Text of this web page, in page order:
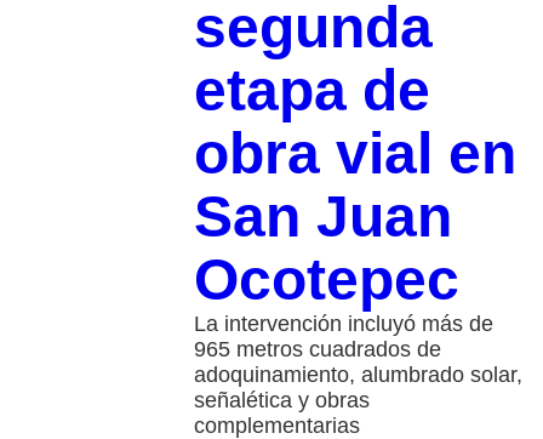
segunda
etapa de
obra vial en
San Juan
Ocotepec
La intervención incluyó más de
965 metros cuadrados de
adoquinamiento, alumbrado solar,
señalética y obras
complementarias